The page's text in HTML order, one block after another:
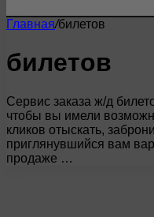
Главная/билетов
билетов
Сервис заказа ж/д
чтобы вы имели
кликов отыскать,
приглянувшийся вам
продаже …